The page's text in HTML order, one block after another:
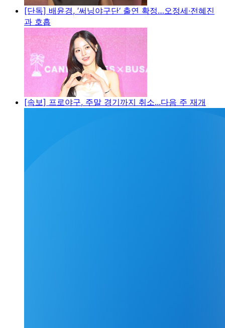
[단독] 배윤경, ’써닝야구단‘ 출연 확정…오정세·전혜진
과 호흡
[속보] 프로야구, 주말 경기까지 취소...다음 주 재개